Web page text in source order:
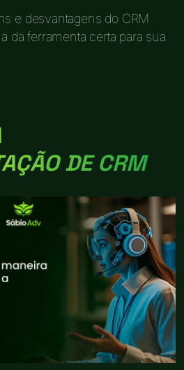
e desvantagens do CRM
da ferramenta certa para sua
DE CRM